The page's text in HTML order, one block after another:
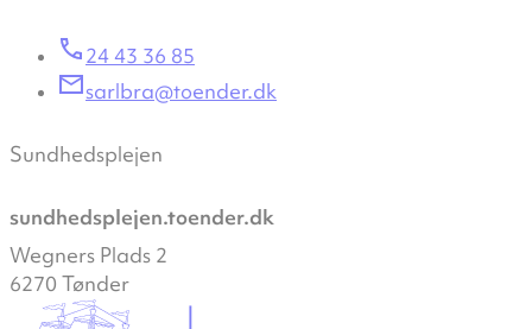
24 43 36 85
sarlbra@toender.dk
Sundhedsplejen
sundhedsplejen.toender.dk
Wegners Plads 2
6270 Tønder